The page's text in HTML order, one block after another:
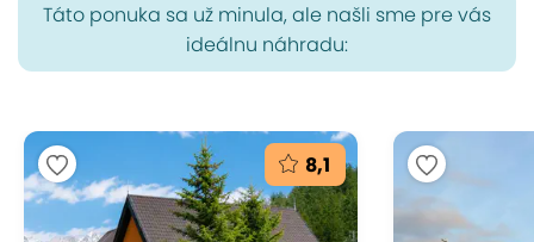
Táto ponuka sa už minula, ale našli sme pre vás
ideálnu náhradu:
8,1